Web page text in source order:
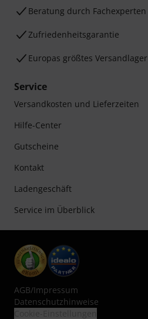
Beratung durch Fachexperten
Zufriedenheitsgarantie
Europas größtes Versandlager
Service
Versandkosten und Lieferzeiten
Hilfe-Center
Gutscheine
Kontakt
Ladengeschäft
Service im Überblick
AGB/Impressum
Datenschutzhinweise